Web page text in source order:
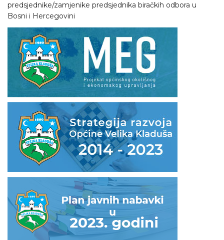
predsjednike/zamjenike predsjednika biračkih odbora u
Bosni i Hercegovini